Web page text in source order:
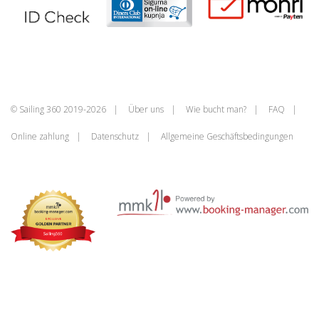
© Sailing 360 2019-2026 Über uns Wie bucht man? FAQ
Online zahlung Datenschutz Allgemeine Geschäftsbedingungen